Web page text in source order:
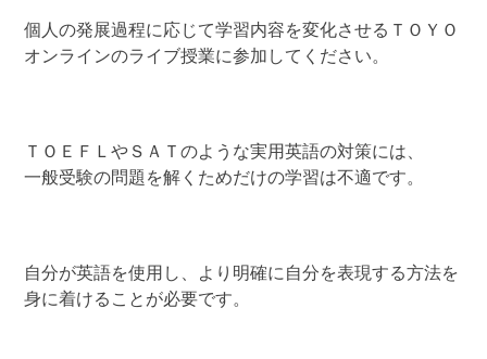
個人の発展過程に応じて学習内容を変化させるＴＯＹＯ
オンラインのライブ授業に参加してください。
ＴＯＥＦＬやＳＡＴのような実用英語の対策には、
一般受験の問題を解くためだけの学習は不適です。
自分が英語を使用し、より明確に自分を表現する方法を
身に着けることが必要です。